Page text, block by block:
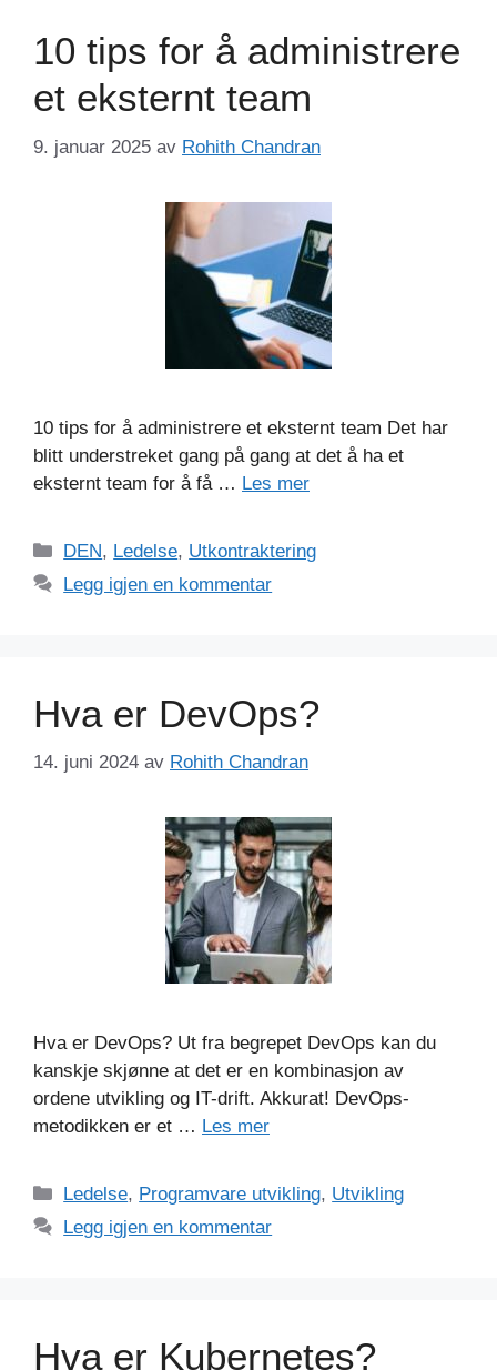
10 tips for å administrere
et eksternt team
9. januar 2025 av Rohith Chandran
10 tips for å administrere et eksternt team Det har
blitt understreket gang på gang at det å ha et
eksternt team for å få … Les mer
Kategorier
DEN, Ledelse, Utkontraktering
Legg igjen en kommentar
Hva er DevOps?
14. juni 2024 av Rohith Chandran
Hva er DevOps? Ut fra begrepet DevOps kan du
kanskje skjønne at det er en kombinasjon av
ordene utvikling og IT-drift. Akkurat! DevOps-
metodikken er et … Les mer
Kategorier
Ledelse, Programvare utvikling, Utvikling
Legg igjen en kommentar
Hva er Kubernetes?